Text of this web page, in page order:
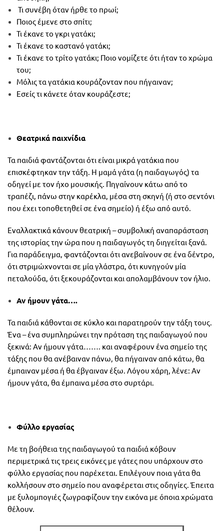
Τι συνέβη όταν ήρθε το πρωί;
Ποιος έμενε στο σπίτι;
Τι έκανε το γκρι γατάκι;
Τι έκανε το καστανό γατάκι;
Τι έκανε το τρίτο γατάκι; Ποιο νομίζετε ότι ήταν το χρώμα
του;
Μόλις τα γατάκια κουράζονταν που πήγαιναν;
Εσείς τι κάνετε όταν κουράζεστε;
Θεατρικά παιχνίδια
Τα παιδιά φαντάζονται ότι είναι μικρά γατάκια που
επισκέφτηκαν την τάξη. Η μαμά γάτα (η παιδαγωγός) τα
οδηγεί με τον ήχο μουσικής. Πηγαίνουν κάτω από το
τραπέζι, πάνω στην καρέκλα, μέσα στη σκηνή (ή στο σεντόνι
που έχει τοποθετηθεί σε ένα σημείο) ή έξω από αυτό.
Εναλλακτικά κάνουν θεατρική – συμβολική αναπαράσταση
της ιστορίας την ώρα που η παιδαγωγός τη διηγείται ξανά.
Για παράδειγμα, φαντάζονται ότι ανεβαίνουν σε ένα δέντρο,
ότι στριμώχνονται σε μία γλάστρα, ότι κυνηγούν μία
πεταλούδα, ότι ξεκουράζονται και απολαμβάνουν τον ήλιο.
Αν ήμουν γάτα….
Τα παιδιά κάθονται σε κύκλο και παρατηρούν την τάξη τους.
Ένα – ένα συμπληρώνει την πρόταση της παιδαγωγού που
ξεκινά: Αν ήμουν γάτα……. και αναφέρουν ένα σημείο της
τάξης που θα ανέβαιναν πάνω, θα πήγαιναν από κάτω, θα
έμπαιναν μέσα ή θα έβγαιναν έξω. Λόγου χάρη, λένε: Αν
ήμουν γάτα, θα έμπαινα μέσα στο συρτάρι.
Φύλλο εργασίας
Με τη βοήθεια της παιδαγωγού τα παιδιά κόβουν
περιμετρικά τις τρεις εικόνες με γάτες που υπάρχουν στο
φύλλο εργασίας που παρέχεται. Επιλέγουν ποια γάτα θα
κολλήσουν στο σημείο που αναφέρεται στις οδηγίες. Έπειτα
με ξυλομπογιές ζωγραφίζουν την εικόνα με όποια χρώματα
θέλουν.